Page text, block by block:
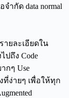
ำกัด data normal
ายละเอียดใน
ปถึง Code
กๆ Use
งที่ง่ายๆ เพื่อให้ทุก